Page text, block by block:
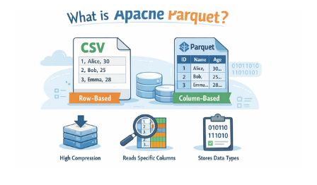
者を対象に： * PandasとPolarsの設計思想の違い *
サンプルデータを作成し、そのデータを使って解説しま
の記事内のコードだけで再現できます。 環境準備
python -m venv .venv source .venv/bin/activate pip
install -U polars pandas pyarrow numpy デモ用データ
を生成する 今回は架空のEC購買ログを生成します。 *